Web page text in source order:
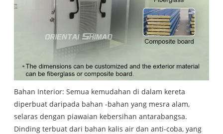
Bahan Interior: Semua kemudahan di dalam kereta
diperbuat daripada bahan -bahan yang mesra alam,
selaras dengan piawaian kebersihan antarabangsa.
Dinding terbuat dari bahan kalis air dan anti-coba, yang